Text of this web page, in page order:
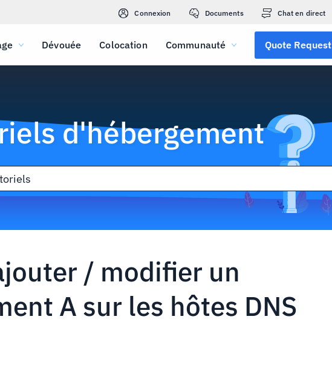
Connexion Documents Chat en direct
Dévouée Colocation Communauté Quote Request
d'hébergement
/ modifier un
A sur les hôtes DNS